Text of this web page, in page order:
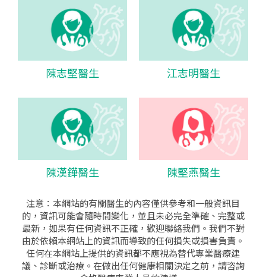
陳志堅醫生 江志明醫生
陳漢鏵醫生 陳堅燕醫生
注意：本網站的有關醫生的內容僅供參考和一般資訊目
的，資訊可能會隨時間變化，並且未必完全準確、完整或
最新，如果有任何資訊不正確，歡迎聯絡我們。我們不對
由於依賴本網站上的資訊而導致的任何損失或損害負責。
任何在本網站上提供的資訊都不應視為替代專業醫療建
議、診斷或治療。在做出任何健康相關決定之前，請咨詢